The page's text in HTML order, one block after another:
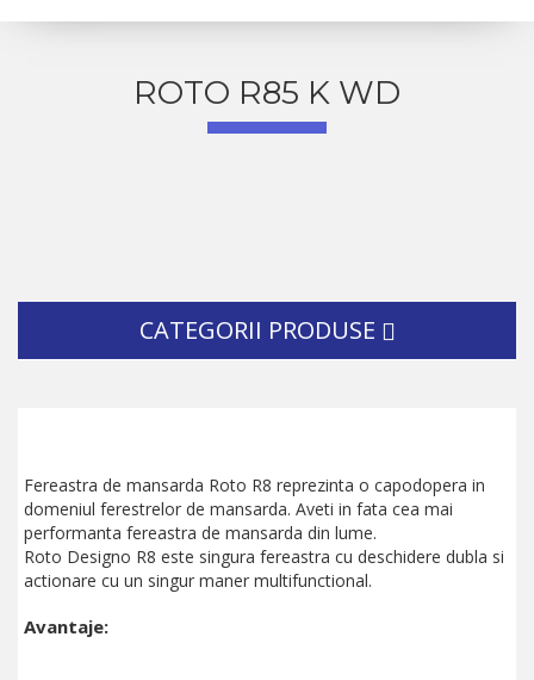
ROTO R85 K WD
CATEGORII PRODUSE
Fereastra de mansarda Roto R8 reprezinta o capodopera in
domeniul ferestrelor de mansarda. Aveti in fata cea mai
performanta fereastra de mansarda din lume.
Roto Designo R8 este singura fereastra cu deschidere dubla si
actionare cu un singur maner multifunctional.
Avantaje: